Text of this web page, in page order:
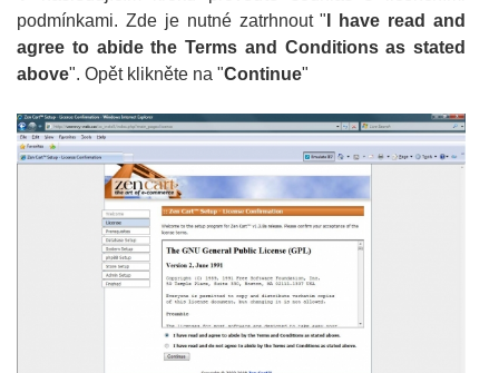
podmínkami. Zde je nutné zatrhnout " I have read and
agree to abide the Terms and Conditions as stated
above". Opět klikněte na "Continue"